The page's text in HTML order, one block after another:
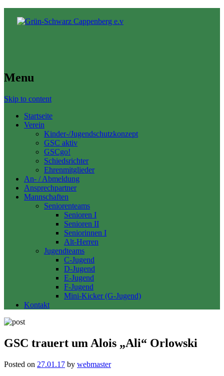
Menu
Skip to content
Startseite
Verein
Kinder-/Jugendschutzkonzept
GSC aktiv
GSCgo!
Schiedsrichter
Ehrenmitglieder
An- / Abmeldung
Ansprechpartner
Mannschaften
Seniorenteams
Senioren I
Senioren II
Seniorinnen I
Alt-Herren
Jugendteams
C-Jugend
D-Jugend
E-Jugend
F-Jugend
Mini-Kicker (G-Jugend)
Kontakt
GSC trauert um Alois „Ali“ Orlowski
Posted on 27.01.17 by webmaster